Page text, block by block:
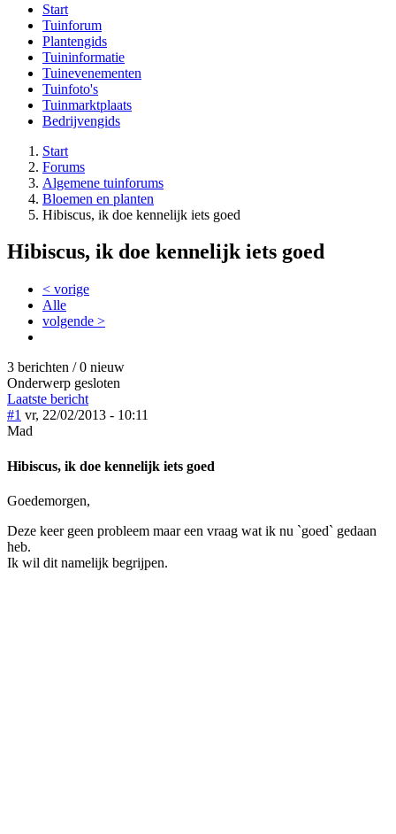
Start
Tuinforum
Plantengids
Tuininformatie
Tuinevenementen
Tuinfoto's
Tuinmarktplaats
Bedrijvengids
Start
Forums
Algemene tuinforums
Bloemen en planten
Hibiscus, ik doe kennelijk iets goed
Hibiscus, ik doe kennelijk iets goed
< vorige
Alle
volgende >
3 berichten / 0 nieuw
Onderwerp gesloten
Laatste bericht
#1 vr, 22/02/2013 - 10:11
Mad
Hibiscus, ik doe kennelijk iets goed
Goedemorgen,
Deze keer geen probleem maar een vraag wat ik nu `goed` gedaan
heb.
Ik wil dit namelijk begrijpen.